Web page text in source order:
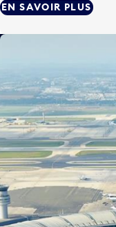
EN SAVOIR PLUS